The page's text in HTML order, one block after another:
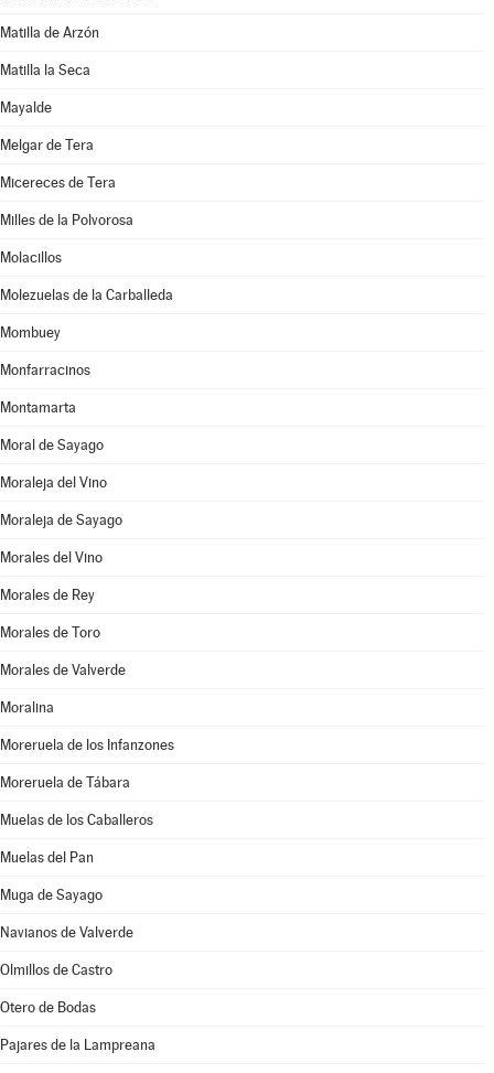
Matilla de Arzón
Matilla la Seca
Mayalde
Melgar de Tera
Micereces de Tera
Milles de la Polvorosa
Molacillos
Molezuelas de la Carballeda
Mombuey
Monfarracinos
Montamarta
Moral de Sayago
Moraleja del Vino
Moraleja de Sayago
Morales del Vino
Morales de Rey
Morales de Toro
Morales de Valverde
Moralina
Moreruela de los Infanzones
Moreruela de Tábara
Muelas de los Caballeros
Muelas del Pan
Muga de Sayago
Navianos de Valverde
Olmillos de Castro
Otero de Bodas
Pajares de la Lampreana